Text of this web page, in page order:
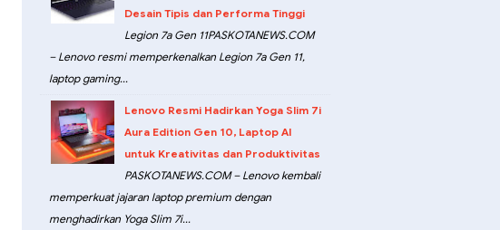
Desain Tipis dan Performa Tinggi
Legion 7a Gen 11PASKOTANEWS.COM
– Lenovo resmi memperkenalkan Legion 7a Gen 11,
laptop gaming...
Lenovo Resmi Hadirkan Yoga Slim 7i
Aura Edition Gen 10, Laptop AI
untuk Kreativitas dan Produktivitas
PASKOTANEWS.COM – Lenovo kembali
memperkuat jajaran laptop premium dengan
menghadirkan Yoga Slim 7i...